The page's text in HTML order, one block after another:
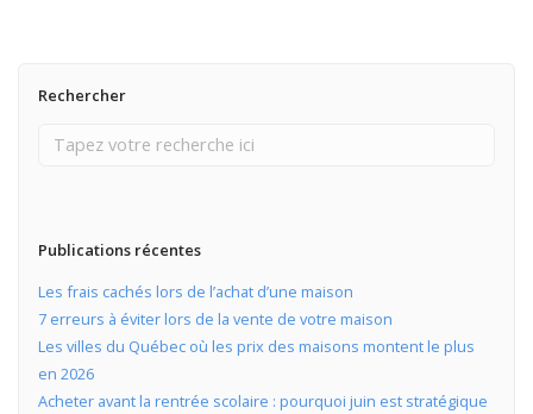
Rechercher
Publications récentes
Les frais cachés lors de l’achat d’une maison
7 erreurs à éviter lors de la vente de votre maison
Les villes du Québec où les prix des maisons montent le plus
en 2026
Acheter avant la rentrée scolaire : pourquoi juin est stratégique